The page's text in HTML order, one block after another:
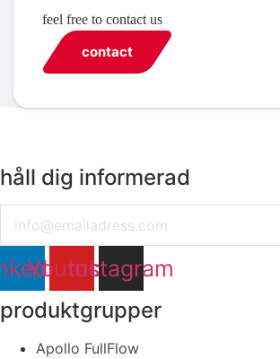
feel free to contact us
contact
håll dig informerad
Youtube
Instagram
produktgrupper
Apollo FullFlow